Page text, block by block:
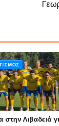
στην Λιβαδειά